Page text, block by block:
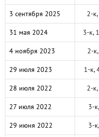
3 сентября 2025 2-
31 мая 2024 3-к,
4 ноября 2023 2-
29 июля 2023 1-к,
28 июля 2022 2-
27 июля 2022 3-
29 июня 2022 3-